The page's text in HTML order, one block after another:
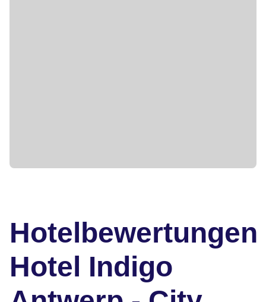
Hotelbewertungen
Hotel Indigo